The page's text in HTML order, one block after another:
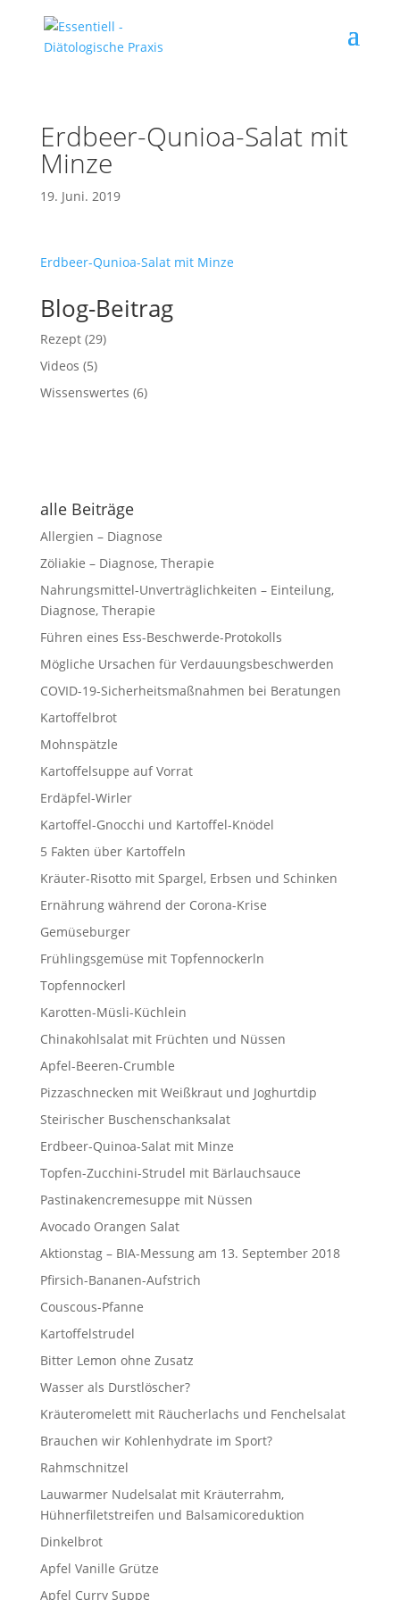
Erdbeer-Qunioa-Salat mit
Minze
19. Juni. 2019
Erdbeer-Qunioa-Salat mit Minze
Blog-Beitrag
Rezept(29)
Videos (5)
Wissenswertes (6)
alle Beiträge
Allergien – Diagnose
Zöliakie – Diagnose, Therapie
Nahrungsmittel-Unverträglichkeiten – Einteilung,
Diagnose, Therapie
Führen eines Ess-Beschwerde-Protokolls
Mögliche Ursachen für Verdauungsbeschwerden
COVID-19-Sicherheitsmaßnahmen bei Beratungen
Kartoffelbrot
Mohnspätzle
Kartoffelsuppe auf Vorrat
Erdäpfel-Wirler
Kartoffel-Gnocchi und Kartoffel-Knödel
5 Fakten über Kartoffeln
Kräuter-Risotto mit Spargel, Erbsen und Schinken
Ernährung während der Corona-Krise
Gemüseburger
Frühlingsgemüse mit Topfennockerln
Topfennockerl
Karotten-Müsli-Küchlein
Chinakohlsalat mit Früchten und Nüssen
Apfel-Beeren-Crumble
Pizzaschnecken mit Weißkraut und Joghurtdip
Steirischer Buschenschanksalat
Erdbeer-Quinoa-Salat mit Minze
Topfen-Zucchini-Strudel mit Bärlauchsauce
Pastinakencremesuppe mit Nüssen
Avocado Orangen Salat
Aktionstag – BIA-Messung am 13. September 2018
Pfirsich-Bananen-Aufstrich
Couscous-Pfanne
Kartoffelstrudel
Bitter Lemon ohne Zusatz
Wasser als Durstlöscher?
Kräuteromelett mit Räucherlachs und Fenchelsalat
Brauchen wir Kohlenhydrate im Sport?
Rahmschnitzel
Lauwarmer Nudelsalat mit Kräuterrahm,
Hühnerfiletstreifen und Balsamicoreduktion
Dinkelbrot
Apfel Vanille Grütze
Apfel Curry Suppe